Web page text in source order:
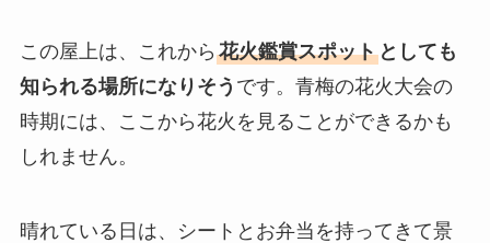
この屋上は、これから 花火鑑賞スポットとしても
知られる場所になりそう です。青梅の花火大会の
時期には、ここから花火を見ることができるかも
しれません。
晴れている日は、シートとお弁当を持ってきて景